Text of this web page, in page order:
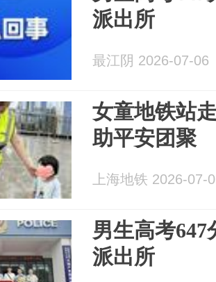
派出所
最江阴 2026-07-06
女童地铁站
助平安团聚
上海地铁 2026-07-
男生高考
派出所